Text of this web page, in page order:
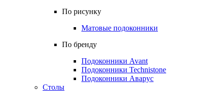
По рисунку
Матовые подоконники
По бренду
Подоконники Avant
Подоконники Technistone
Подоконники Аварус
Столы